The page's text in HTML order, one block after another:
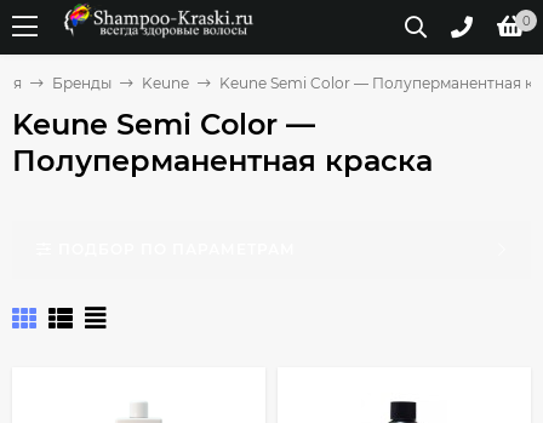
0
Бренды Keune Keune Semi Color — Полуперманентная
Keune Semi Color —
Полуперманентная краска